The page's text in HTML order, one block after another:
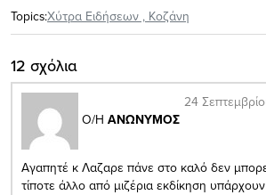
Topics:Xύτρα Ειδήσεων , Κοζάνη
12 σχόλια
Ο/Η ΑΝΩΝΥΜΟΣ
24
Αγαπητέ κ Λαζαρε πάνε στο καλό δεν
τίποτε άλλο από μιζέρια εκδίκηση υπάρχουν